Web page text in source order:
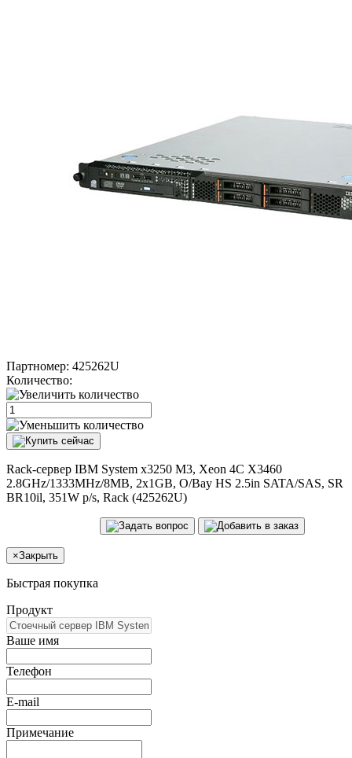
Партномер: 425262U
Количество:
Rack-сервер IBM System x3250 M3, Xeon 4C X3460
2.8GHz/1333MHz/8MB, 2x1GB, O/Bay HS 2.5in SATA/SAS, SR
BR10il, 351W p/s, Rack (425262U)
×Закрыть
Быстрая покупка
Продукт
Ваше имя
Телефон
E-mail
Примечание